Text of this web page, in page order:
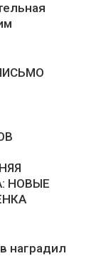
НОВЫЕ
наградил